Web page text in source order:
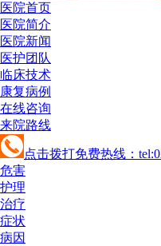
医院首页
医院简介
医院新闻
医护团队
临床技术
康复病例
在线咨询
来院路线
点击拨打免费热线：
危害
护理
治疗
症状
病因